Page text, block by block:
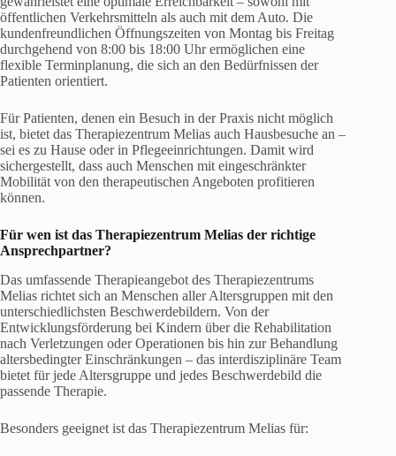
öffentlichen Verkehrsmitteln als auch mit dem Auto. Die
kundenfreundlichen Öffnungszeiten von Montag bis Freitag
durchgehend von 8:00 bis 18:00 Uhr ermöglichen eine
flexible Terminplanung, die sich an den Bedürfnissen der
Patienten orientiert.
Für Patienten, denen ein Besuch in der Praxis nicht möglich
ist, bietet das Therapiezentrum Melias auch Hausbesuche an –
sei es zu Hause oder in Pflegeeinrichtungen. Damit wird
sichergestellt, dass auch Menschen mit eingeschränkter
Mobilität von den therapeutischen Angeboten profitieren
können.
Für wen ist das Therapiezentrum Melias der richtige
Ansprechpartner?
Das umfassende Therapieangebot des Therapiezentrums
Melias richtet sich an Menschen aller Altersgruppen mit den
unterschiedlichsten Beschwerdebildern. Von der
Entwicklungsförderung bei Kindern über die Rehabilitation
nach Verletzungen oder Operationen bis hin zur Behandlung
altersbedingter Einschränkungen – das interdisziplinäre Team
bietet für jede Altersgruppe und jedes Beschwerdebild die
passende Therapie.
Besonders geeignet ist das Therapiezentrum Melias für: